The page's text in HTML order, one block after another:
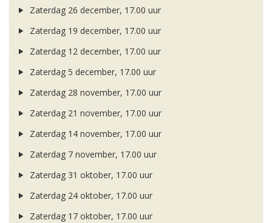
Zaterdag 26 december, 17.00 uur
Zaterdag 19 december, 17.00 uur
Zaterdag 12 december, 17.00 uur
Zaterdag 5 december, 17.00 uur
Zaterdag 28 november, 17.00 uur
Zaterdag 21 november, 17.00 uur
Zaterdag 14 november, 17.00 uur
Zaterdag 7 november, 17.00 uur
Zaterdag 31 oktober, 17.00 uur
Zaterdag 24 oktober, 17.00 uur
Zaterdag 17 oktober, 17.00 uur